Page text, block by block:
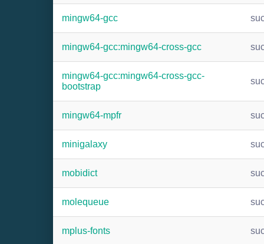
mingw64-gcc
mingw64-gcc:mingw64-cross-gcc
mingw64-gcc:mingw64-cross-gcc-
bootstrap
mingw64-mpfr
minigalaxy
mobidict
molequeue
mplus-fonts